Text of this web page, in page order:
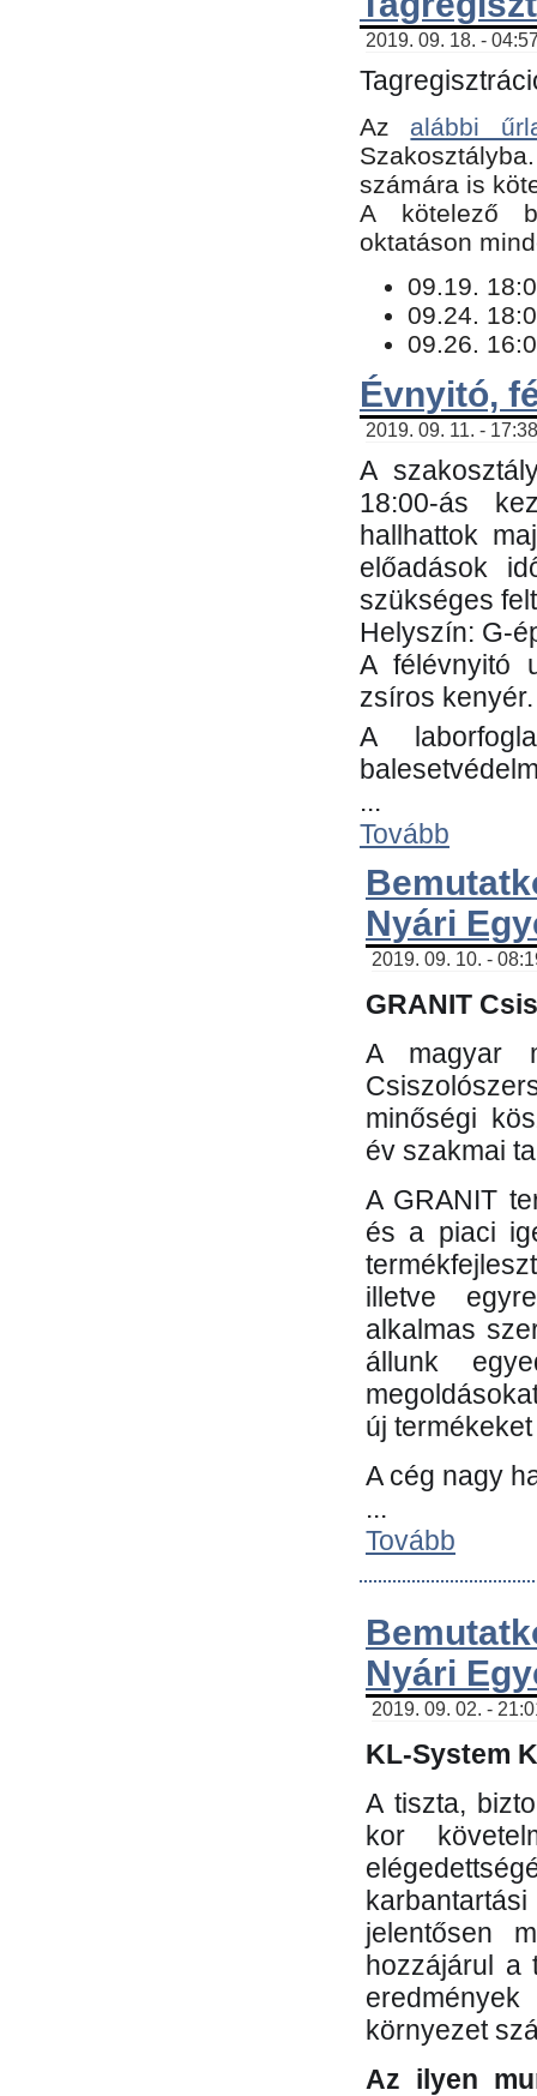
2019. 09. 18. -
Az alábbi
számára is
​A kötelező
oktatáson
09.19.
09.24.
09.26.
Évnyitó,
2019. 09. 11. -
A
18:00-ás
hallhattok
előadások
szükséges
Helyszín: G-
A félévnyitó
zsíros kenyér.
A
...
Tovább
Nyári
2019. 09. 10. -
GRANIT
A magyar
minőségi
év szakmai
A GRANIT
és a piaci
illetve
alkalmas
állunk
új
A cég nagy
...
Tovább
Nyári
2019. 09. 02. -
KL-System
A tiszta,
kor
jelentősen
hozzájárul a
környezet
Az ilyen